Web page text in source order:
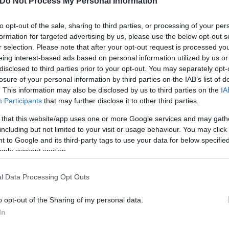
opt-out of the sale, sharing to third parties, or processing of your
for targeted advertising by us, please use the below opt-out
selection. Please note that after your opt-out request is processed
interest-based ads based on personal information utilized by us
to third parties prior to your opt-out. You may separately
of your personal information by third parties on the IAB’s list of
This information may also be disclosed by us to third parties on the
Participants that may further disclose it to other third parties.
that this website/app uses one or more Google services and may
but not limited to your visit or usage behaviour. You may
to Google and its third-party tags to use your data for below
consent section.
Data Processing Opt Outs
opt-out of the Sharing of my personal data.
χαρακτηριστικά, που θα βοηθήσουν τους
να παίξει τα ντέρμπι με τον
που χρειάζεται μετά τον τραυματισμό του
και Νάιτζελ Γουίλιαμς Γκος είναι
στη γραμμή των γκαρντ, αθλητικότητα,
στο κορυφαίο επίπεδο.
για δυόμιση χρόνια (ως το καλοκαίρι
αλλάξει τη φετινή πορεία των Πειραιωτών.
Post Season, με αυτές των Τζο Ντόρσεϊ, Έισι